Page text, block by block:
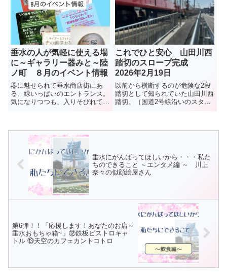
は6日に試験操業が行われ、イカ
ナゴのシンコ漁は3月17日に解...
さん。2人は2025年「明舞地域を
活用し...
垂水の人が気軽に使える場
に～ギャラリー器みと～陸
ノ町 ８月のイベント情報
器に魅せられて垂水商店街にあ
る、緑いっぱいのエントランス。
気になりつつも、入りそびれてい
た食器が並ぶおしゃれな空間。ア
ンティーク家具に並ぶのは、季節
これでひと安心 山田川西
踏切のスロープ完成
2026年2月19日
以前から横断するのが危険な2段
踏切として知られていた山田川西
踏切。（国道2号線沿いのスター
垂水にがんばってほしいから・・・私た
ちのできること ～エンタメ編 ～ 川上
奈々の似顔絵屋さん
第6弾！！「応援します！あなたのお店～
垂水おもちゃ箱~」⑫鉄板ビストロキャ
トル ⑬天空のカフェカントコトロ